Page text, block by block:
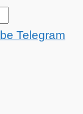
Telegram